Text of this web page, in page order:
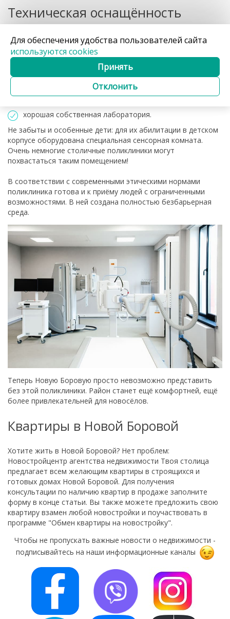
Техническая оснащённость
Поликлиника полностью оснащена современным
диагностическим оборудованием:
кабинет УЗИ,
рентген-кабинеты со изолирующими роллетами,
исключающими даже случайные утечки излучения
несколько кабинетов стоматолога,
хорошая собственная лаборатория.
Не забыты и особенные дети: для их абилитации в детском
корпусе оборудована специальная сенсорная комната.
Очень немногие столичные поликлиники могут
похвастаться таким помещением!
В соответствии с современными этическими нормами
поликлиника готова и к приёму людей с ограниченными
возможностями. В ней создана полностью безбарьерная
среда.
Теперь Новую Боровую просто невозможно представить
без этой поликлиники. Район станет ещё комфортней, ещё
более привлекательней для новосёлов.
Квартиры в Новой Боровой
Хотите жить в Новой Боровой? Нет проблем:
Новостройцентр агентства недвижимости Твоя столица
предлагает всем желающим квартиры в строящихся и
готовых домах Новой Боровой. Для получения
консультации по наличию квартир в продаже заполните
форму в конце статьи. Вы также можете предложить свою
квартиру взамен любой новостройки и поучаствовать в
программе "Обмен квартиры на новостройку".
Чтобы не пропускать важные новости о недвижимости -
подписывайтесь на наши информационные каналы
Для обеспечения удобства пользователей сайта
используются cookies
Принять
Отклонить